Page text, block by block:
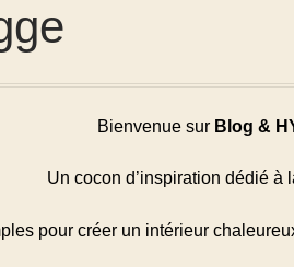
Bienvenue sur Blog &
Un cocon d’inspiration dédié à
pour créer un intérieur